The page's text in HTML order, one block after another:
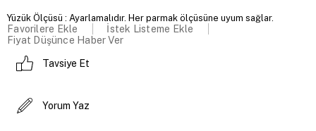
Yüzük Ölçüsü : Ayarlamalıdır. Her parmak ölçüsüne uyum sağlar.
Favorilere Ekle
İstek Listeme Ekle
Fiyat Düşünce Haber Ver
Tavsiye Et
Yorum Yaz